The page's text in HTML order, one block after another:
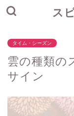
ス
タイム・シーズン
雲の種類の
サイン